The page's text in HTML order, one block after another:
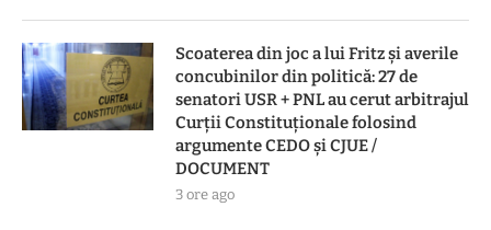
Scoaterea din joc a lui Fritz și averile
concubinilor din politică: 27 de
senatori USR + PNL au cerut arbitrajul
Curții Constituționale folosind
argumente CEDO și CJUE /
DOCUMENT
3 ore ago